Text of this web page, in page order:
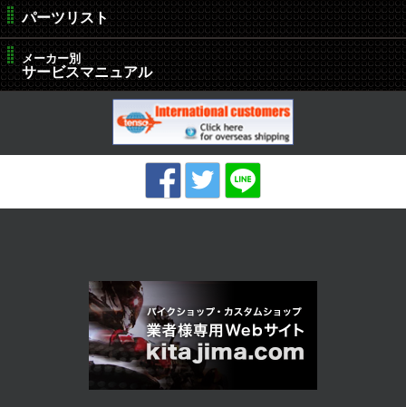
パーツリスト
メーカー別
サービスマニュアル